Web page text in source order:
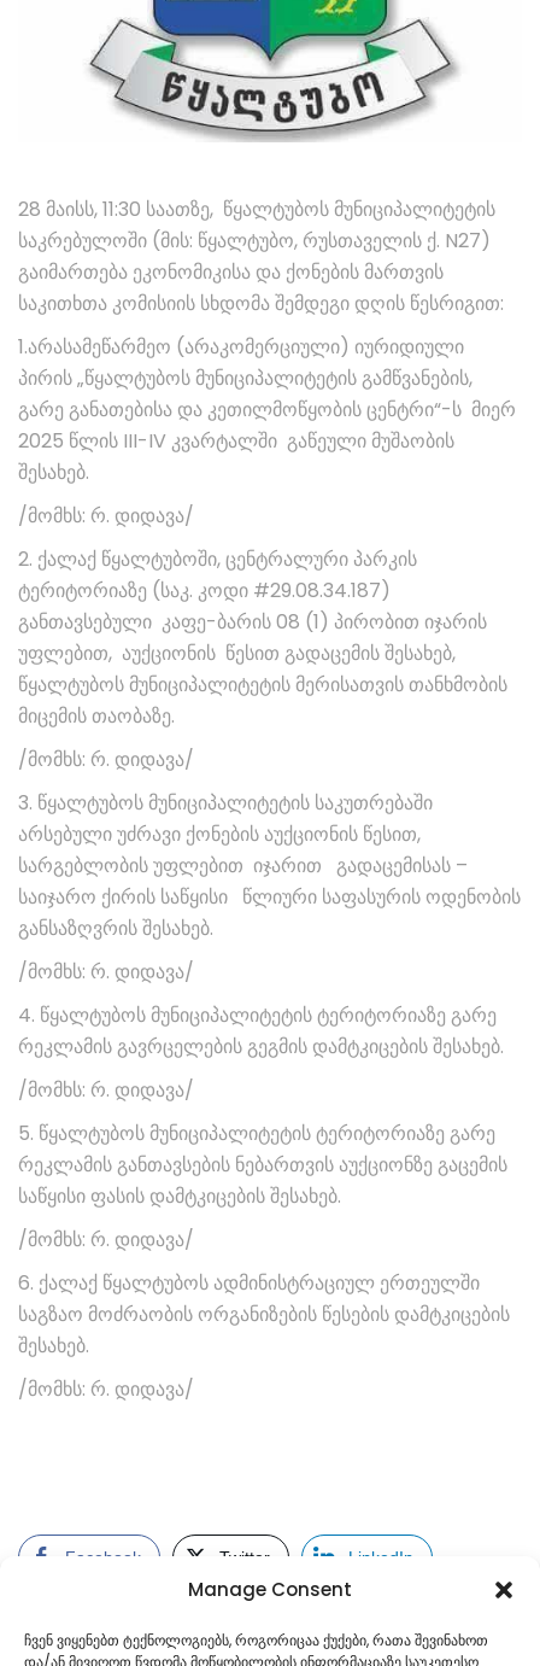
Manage Consent
ჩვენ ვიყენებთ ტექნოლოგიებს, როგორიცაა ქუქები, რათა შევინახოთ
და/ან მივიღოთ წვდომა მოწყობილობის ინფორმაციაზე საუკეთესო
28 მაისს, 11:30 საათზე, წყალტუბოს მუნიციპალიტეტის
საკრებულოში (მის: წყალტუბო, რუსთაველის ქ. N27)
გაიმართება ეკონომიკისა და ქონების მართვის
საკითხთა კომისიის სხდომა შემდეგი დღის წესრიგით:
1.არასამეწარმეო (არაკომერციული) იურიდიული
პირის „წყალტუბოს მუნიციპალიტეტის გამწვანების,
გარე განათებისა და კეთილმოწყობის ცენტრი“-ს მიერ
2025 წლის III-IV კვარტალში გაწეული მუშაობის
შესახებ.
/მომხს: რ. დიდავა/
2. ქალაქ წყალტუბოში, ცენტრალური პარკის
ტერიტორიაზე (საკ. კოდი #29.08.34.187)
განთავსებული კაფე-ბარის 08 (1) პირობით იჯარის
უფლებით, აუქციონის წესით გადაცემის შესახებ,
წყალტუბოს მუნიციპალიტეტის მერისათვის თანხმობის
მიცემის თაობაზე.
/მომხს: რ. დიდავა/
3. წყალტუბოს მუნიციპალიტეტის საკუთრებაში
არსებული უძრავი ქონების აუქციონის წესით,
სარგებლობის უფლებით იჯარით გადაცემისას –
საიჯარო ქირის საწყისი წლიური საფასურის ოდენობის
განსაზღვრის შესახებ.
/მომხს: რ. დიდავა/
4. წყალტუბოს მუნიციპალიტეტის ტერიტორიაზე გარე
რეკლამის გავრცელების გეგმის დამტკიცების შესახებ.
/მომხს: რ. დიდავა/
5. წყალტუბოს მუნიციპალიტეტის ტერიტორიაზე გარე
რეკლამის განთავსების ნებართვის აუქციონზე გაცემის
საწყისი ფასის დამტკიცების შესახებ.
/მომხს: რ. დიდავა/
6. ქალაქ წყალტუბოს ადმინისტრაციულ ერთეულში
საგზაო მოძრაობის ორგანიზების წესების დამტკიცების
შესახებ.
/მომხს: რ. დიდავა/
Facebook Twitter LinkedIn